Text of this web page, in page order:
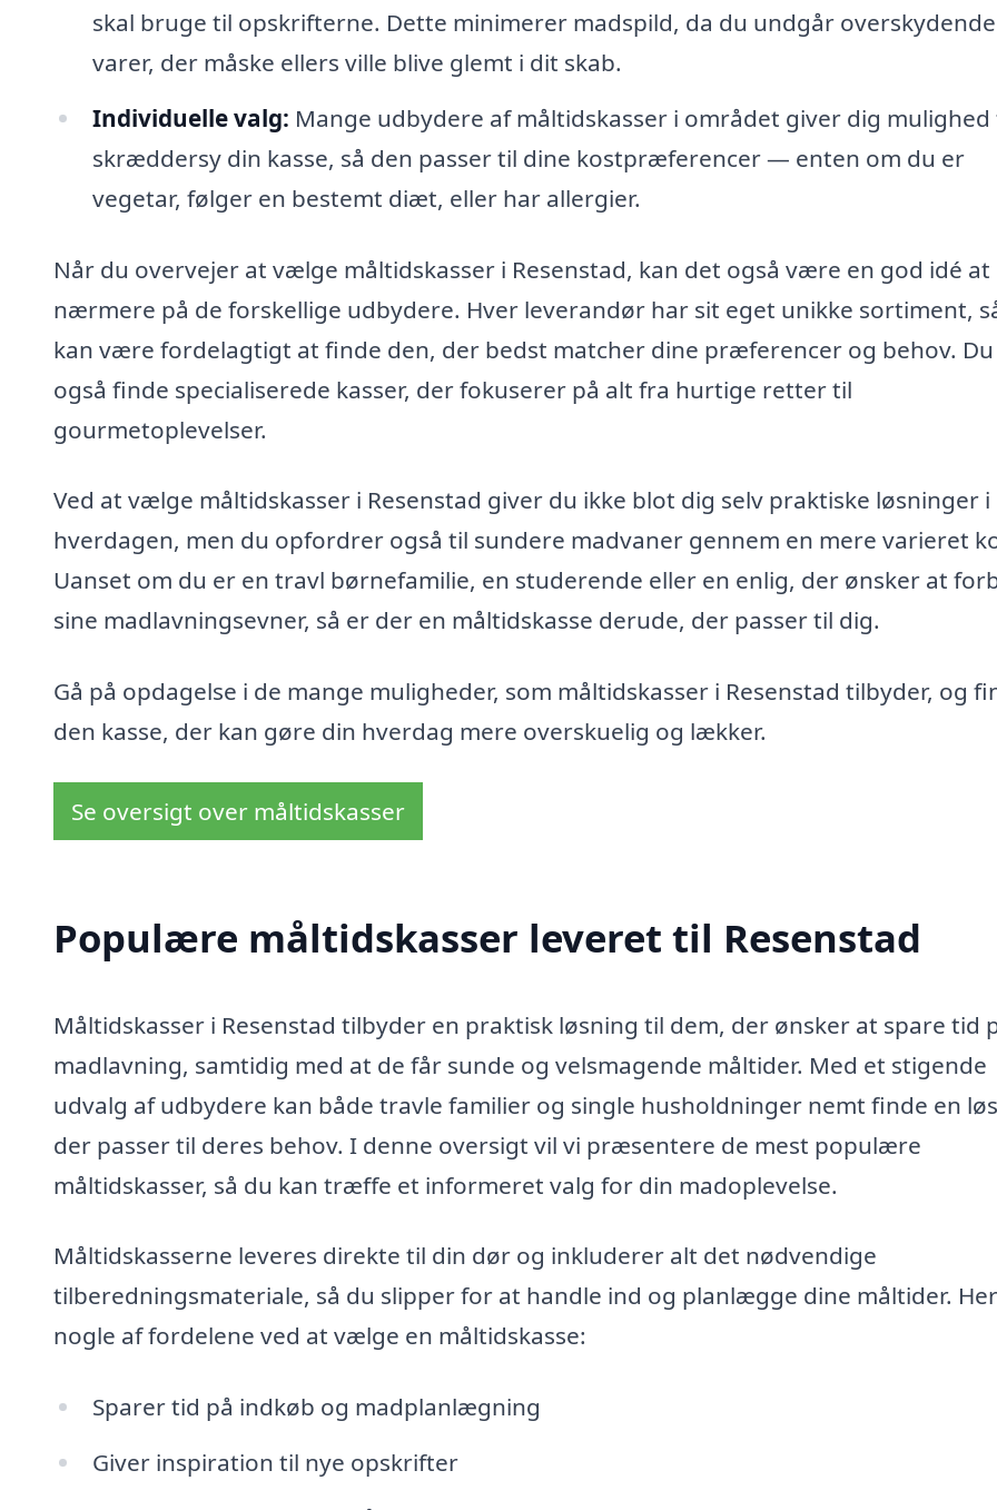
skal bruge til opskrifterne. Dette minimerer madspild, da du undgår overskydende
varer, der måske ellers ville blive glemt i dit skab.
Individuelle valg: Mange udbydere af måltidskasser i området giver dig
skræddersy din kasse, så den passer til dine kostpræferencer — enten om du er
vegetar, følger en bestemt diæt, eller har allergier.
Når du overvejer at vælge måltidskasser i Resenstad, kan det også være en god idé at
nærmere på de forskellige udbydere. Hver leverandør har sit eget unikke sortiment,
kan være fordelagtigt at finde den, der bedst matcher dine præferencer og behov. Du
også finde specialiserede kasser, der fokuserer på alt fra hurtige retter til
gourmetoplevelser.
Ved at vælge måltidskasser i Resenstad giver du ikke blot dig selv praktiske løsninger i
hverdagen, men du opfordrer også til sundere madvaner gennem en mere varieret
Uanset om du er en travl børnefamilie, en studerende eller en enlig, der ønsker at
sine madlavningsevner, så er der en måltidskasse derude, der passer til dig.
Gå på opdagelse i de mange muligheder, som måltidskasser i Resenstad tilbyder, og
den kasse, der kan gøre din hverdag mere overskuelig og lækker.
Se oversigt over måltidskasser
Populære måltidskasser leveret til Resenstad
Måltidskasser i Resenstad tilbyder en praktisk løsning til dem, der ønsker at spare tid
madlavning, samtidig med at de får sunde og velsmagende måltider. Med et stigende
udvalg af udbydere kan både travle familier og single husholdninger nemt finde en
der passer til deres behov. I denne oversigt vil vi præsentere de mest populære
måltidskasser, så du kan træffe et informeret valg for din madoplevelse.
Måltidskasserne leveres direkte til din dør og inkluderer alt det nødvendige
tilberedningsmateriale, så du slipper for at handle ind og planlægge dine måltider.
nogle af fordelene ved at vælge en måltidskasse:
Sparer tid på indkøb og madplanlægning
Giver inspiration til nye opskrifter